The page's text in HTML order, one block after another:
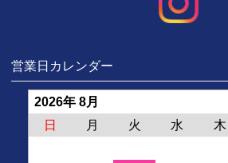
営業日カレンダー
2026年 8月
日
月 火 水 木